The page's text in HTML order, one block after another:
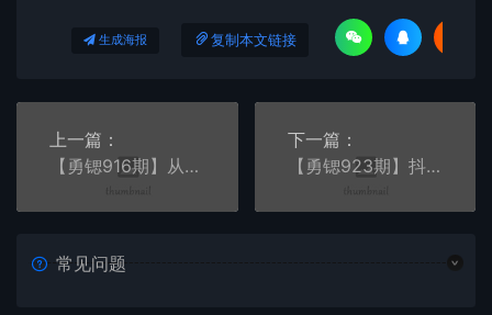
生成海报 复制本文链接
上一篇：
【勇锶916期】从0到1学习抖音FEED超级运营修炼记之实战课：新号3天销售额26W
下一篇：
【勇锶923期】抖音音乐号涨粉套路，音乐号涨粉之混剪音乐号【热门音乐卡点】
常见问题